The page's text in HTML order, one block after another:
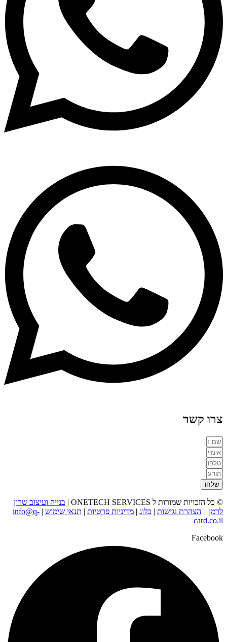
צרו קשר
שלחו
© כל הזכויות שמורות ל ONETECH SERVICES |
בנייה ועיצוב שרון
לרמן | הצהרת נגישות | בלוג | מדיניות פרטיות | תנאי שימוש |
info@q-
card.co.il
Facebook